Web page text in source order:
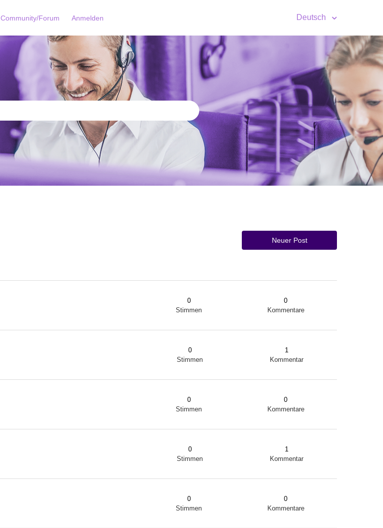
Community/Forum Anmelden Deutsch
Neuer Post
0
Stimmen
0
Kommentare
0
Stimmen
1
Kommentar
0
Stimmen
0
Kommentare
0
Stimmen
1
Kommentar
0
Stimmen
0
Kommentare